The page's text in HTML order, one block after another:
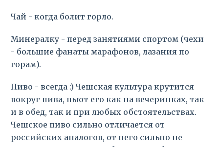
Чай - когда болит горло.
Минералку - перед занятиями спортом (чехи
- большие фанаты марафонов, лазания по
горам).
Пиво - всегда :) Чешская культура крутится
вокруг пива, пьют его как на вечеринках, так
и в обед, так и при любых обстоятельствах.
Чешское пиво сильно отличается от
российских аналогов, от него сильно не